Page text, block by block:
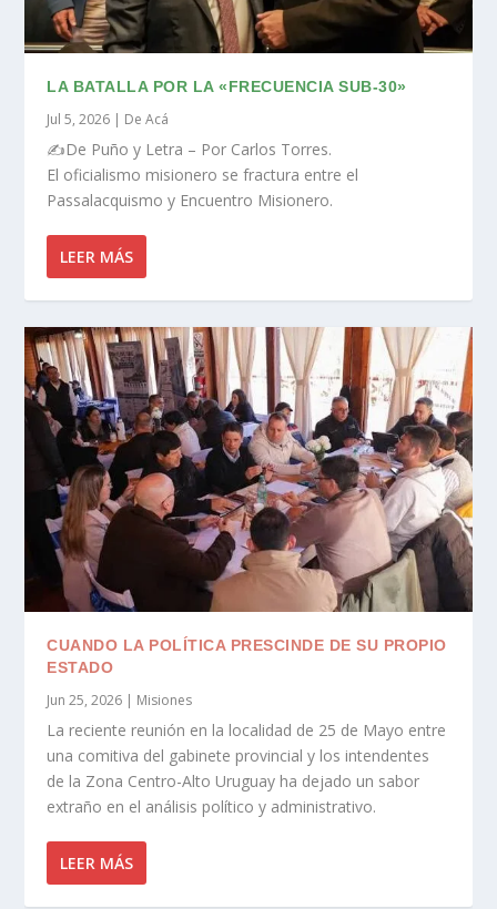
LA BATALLA POR LA «FRECUENCIA SUB-30»
Jul 5, 2026 | De Acá
✍️De Puño y Letra – Por Carlos Torres.
El oficialismo misionero se fractura entre el
Passalacquismo y Encuentro Misionero.
LEER MÁS
CUANDO LA POLÍTICA PRESCINDE DE SU PROPIO
ESTADO
Jun 25, 2026 | Misiones
La reciente reunión en la localidad de 25 de Mayo entre
una comitiva del gabinete provincial y los intendentes
de la Zona Centro-Alto Uruguay ha dejado un sabor
extraño en el análisis político y administrativo.
LEER MÁS